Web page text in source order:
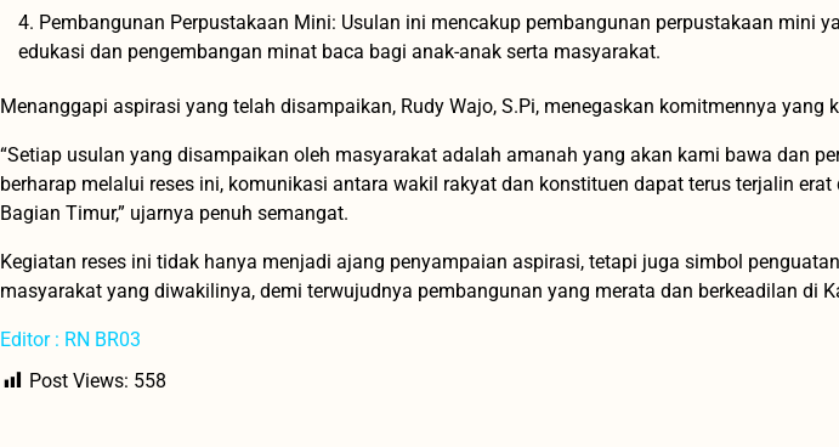
Pembangunan Perpustakaan Mini: Usulan ini mencakup pembangunan perpustakaan mini
edukasi dan pengembangan minat baca bagi anak-anak serta masyarakat.
Menanggapi aspirasi yang telah disampaikan, Rudy Wajo, S.Pi, menegaskan komitmennya yang
“Setiap usulan yang disampaikan oleh masyarakat adalah amanah yang akan kami bawa dan
berharap melalui reses ini, komunikasi antara wakil rakyat dan konstituen dapat terus terjalin
Bagian Timur,” ujarnya penuh semangat.
Kegiatan reses ini tidak hanya menjadi ajang penyampaian aspirasi, tetapi juga simbol
masyarakat yang diwakilinya, demi terwujudnya pembangunan yang merata dan berkeadilan di
Editor : RN BR03
Post Views: 558